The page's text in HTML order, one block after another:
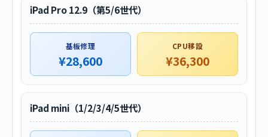
iPad Pro 12.9（第5/6世代）
基板修理
¥28,600
CPU移設
¥36,300
iPad mini（1/2/3/4/5世代）